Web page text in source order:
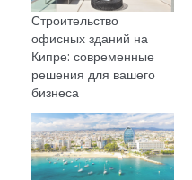
Строительство
офисных зданий на
Кипре: современные
решения для вашего
бизнеса